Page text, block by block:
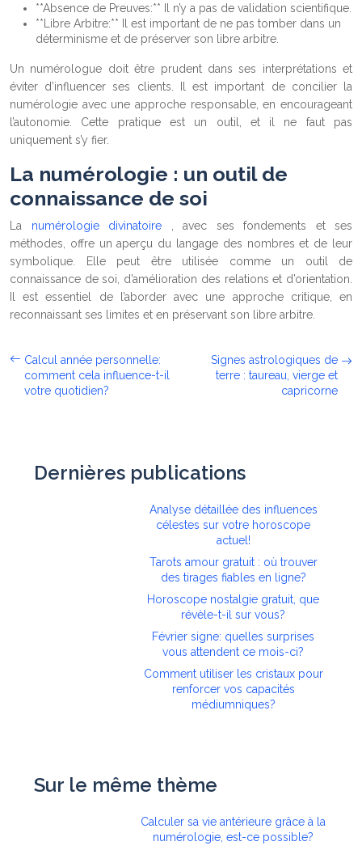
**Absence de Preuves:** Il n’y a pas de validation scientifique.
**Libre Arbitre:** Il est important de ne pas tomber dans un
déterminisme et de préserver son libre arbitre.
Un numérologue doit être prudent dans ses interprétations et
éviter d’influencer ses clients. Il est important de concilier la
numérologie avec une approche responsable, en encourageant
l’autonomie. Cette pratique est un outil, et il ne faut pas
uniquement s’y fier.
La numérologie : un outil de
connaissance de soi
La numérologie divinatoire
, avec ses fondements et ses
méthodes, offre un aperçu du langage des nombres et de leur
symbolique. Elle peut être utilisée comme un outil de
connaissance de soi, d’amélioration des relations et d’orientation.
Il est essentiel de l’aborder avec une approche critique, en
reconnaissant ses limites et en préservant son libre arbitre.
Calcul année personnelle:
comment cela influence-t-il
votre quotidien?
Signes astrologiques de
terre : taureau, vierge et
capricorne
Dernières publications
Analyse détaillée des influences
célestes sur votre horoscope
actuel!
Tarots amour gratuit : où trouver
des tirages fiables en ligne?
Horoscope nostalgie gratuit, que
révèle-t-il sur vous?
Février signe: quelles surprises
vous attendent ce mois-ci?
Comment utiliser les cristaux pour
renforcer vos capacités
médiumniques?
Sur le même thème
Calculer sa vie antérieure grâce à la
numérologie, est-ce possible?